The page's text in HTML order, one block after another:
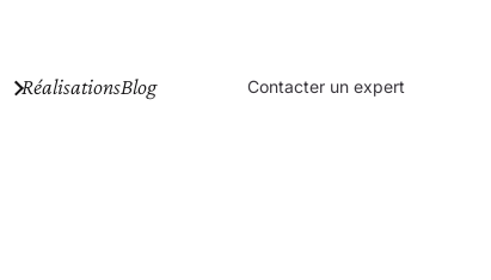
RéalisationsBlog Contacter un expert